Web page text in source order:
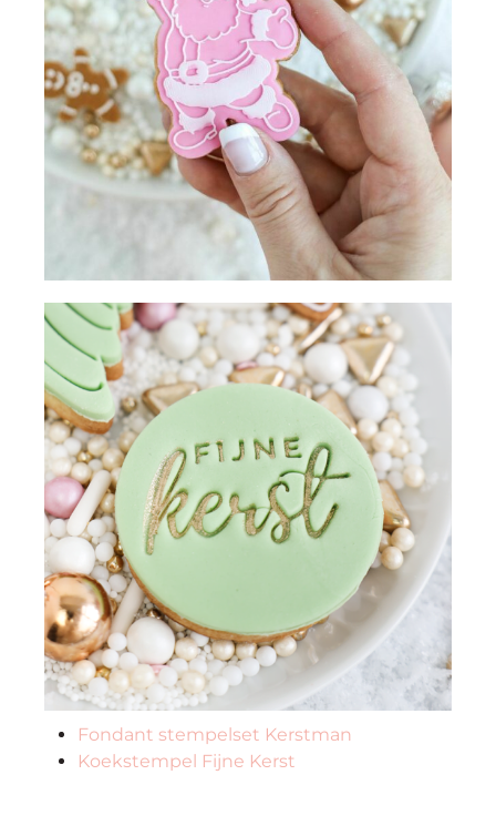
Fondant stempelset Kerstman
Koekstempel Fijne Kerst